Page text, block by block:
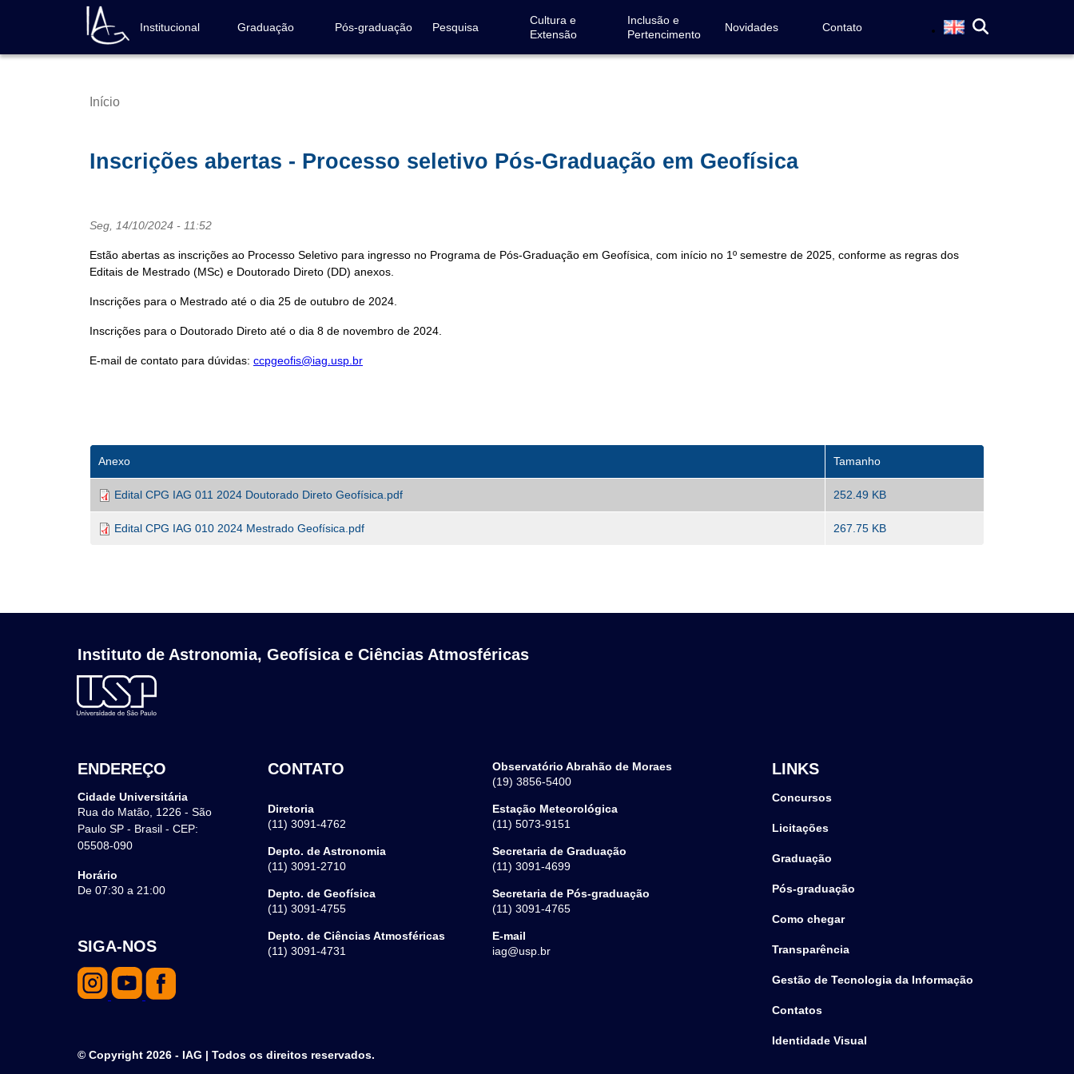
conteúdo
Navegação
principal
Institucional Graduação Pós-graduação Pesquisa
Cultura e
Extensão
Inclusão e
Pertencimento
Novidades Contato
Trilha
Início
Inscrições abertas - Processo seletivo Pós-Graduação em Geofísica
Seg, 14/10/2024 - 11:52
Estão abertas as inscrições ao Processo Seletivo para ingresso no Programa de Pós-Graduação em Geofísica, com início no 1º semestre de 2025, conforme as regras dos
Editais de Mestrado (MSc) e Doutorado Direto (DD) anexos.
Inscrições para o Mestrado até o dia 25 de outubro de 2024.
Inscrições para o Doutorado Direto até o dia 8 de novembro de 2024.
E-mail de contato para dúvidas: ccpgeofis@iag.usp.br
Anexo Tamanho
Edital CPG IAG 011 2024 Doutorado Direto Geofísica.pdf 252.49 KB
Edital CPG IAG 010 2024 Mestrado Geofísica.pdf 267.75 KB
Instituto de Astronomia, Geofísica e Ciências Atmosféricas
ENDEREÇO
Cidade Universitária
Rua do Matão, 1226 - São
Paulo SP - Brasil - CEP:
05508-090
Horário
De 07:30 a 21:00
CONTATO
Diretoria
(11) 3091-4762
Depto. de Astronomia
(11) 3091-2710
Depto. de Geofísica
(11) 3091-4755
Depto. de Ciências Atmosféricas
(11) 3091-4731
Observatório Abrahão de Moraes
(19) 3856-5400
Estação Meteorológica
(11) 5073-9151
Secretaria de Graduação
(11) 3091-4699
Secretaria de Pós-graduação
(11) 3091-4765
E-mail
iag@usp.br
LINKS
Concursos
Licitações
Graduação
Pós-graduação
Como chegar
Transparência
Gestão de Tecnologia da Informação
Contatos
Identidade Visual
SIGA-NOS
© Copyright 2026 - IAG | Todos os direitos reservados.